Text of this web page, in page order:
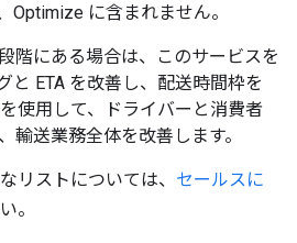
Optimize に含まれません。
階にある場合は、このサービスを
と ETA を改善し、配送時間枠を
使用して、ドライバーと消費者
輸送業務全体を改善します。
リストについては、 セールスに
。